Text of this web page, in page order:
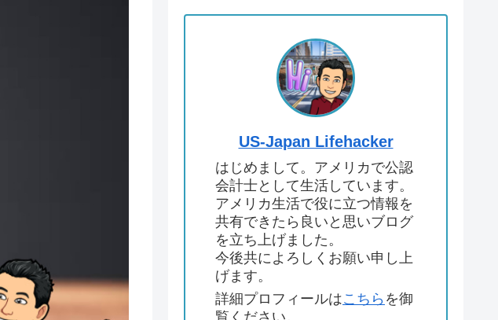
US-Japan Lifehacker
はじめまして。アメリカで公認
会計士として生活しています。
アメリカ生活で役に立つ情報を
共有できたら良いと思いブログ
を立ち上げました。
今後共によろしくお願い申し上
げます。
詳細プロフィールはこちら を御
覧ください。